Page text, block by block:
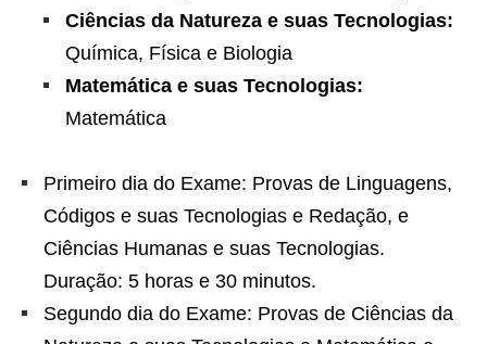
Ciências da Natureza e suas Tecnologias:
Química, Física e Biologia
Matemática e suas Tecnologias:
Matemática
Primeiro dia do Exame: Provas de Linguagens,
Códigos e suas Tecnologias e Redação, e
Ciências Humanas e suas Tecnologias.
Duração: 5 horas e 30 minutos.
Segundo dia do Exame: Provas de Ciências da